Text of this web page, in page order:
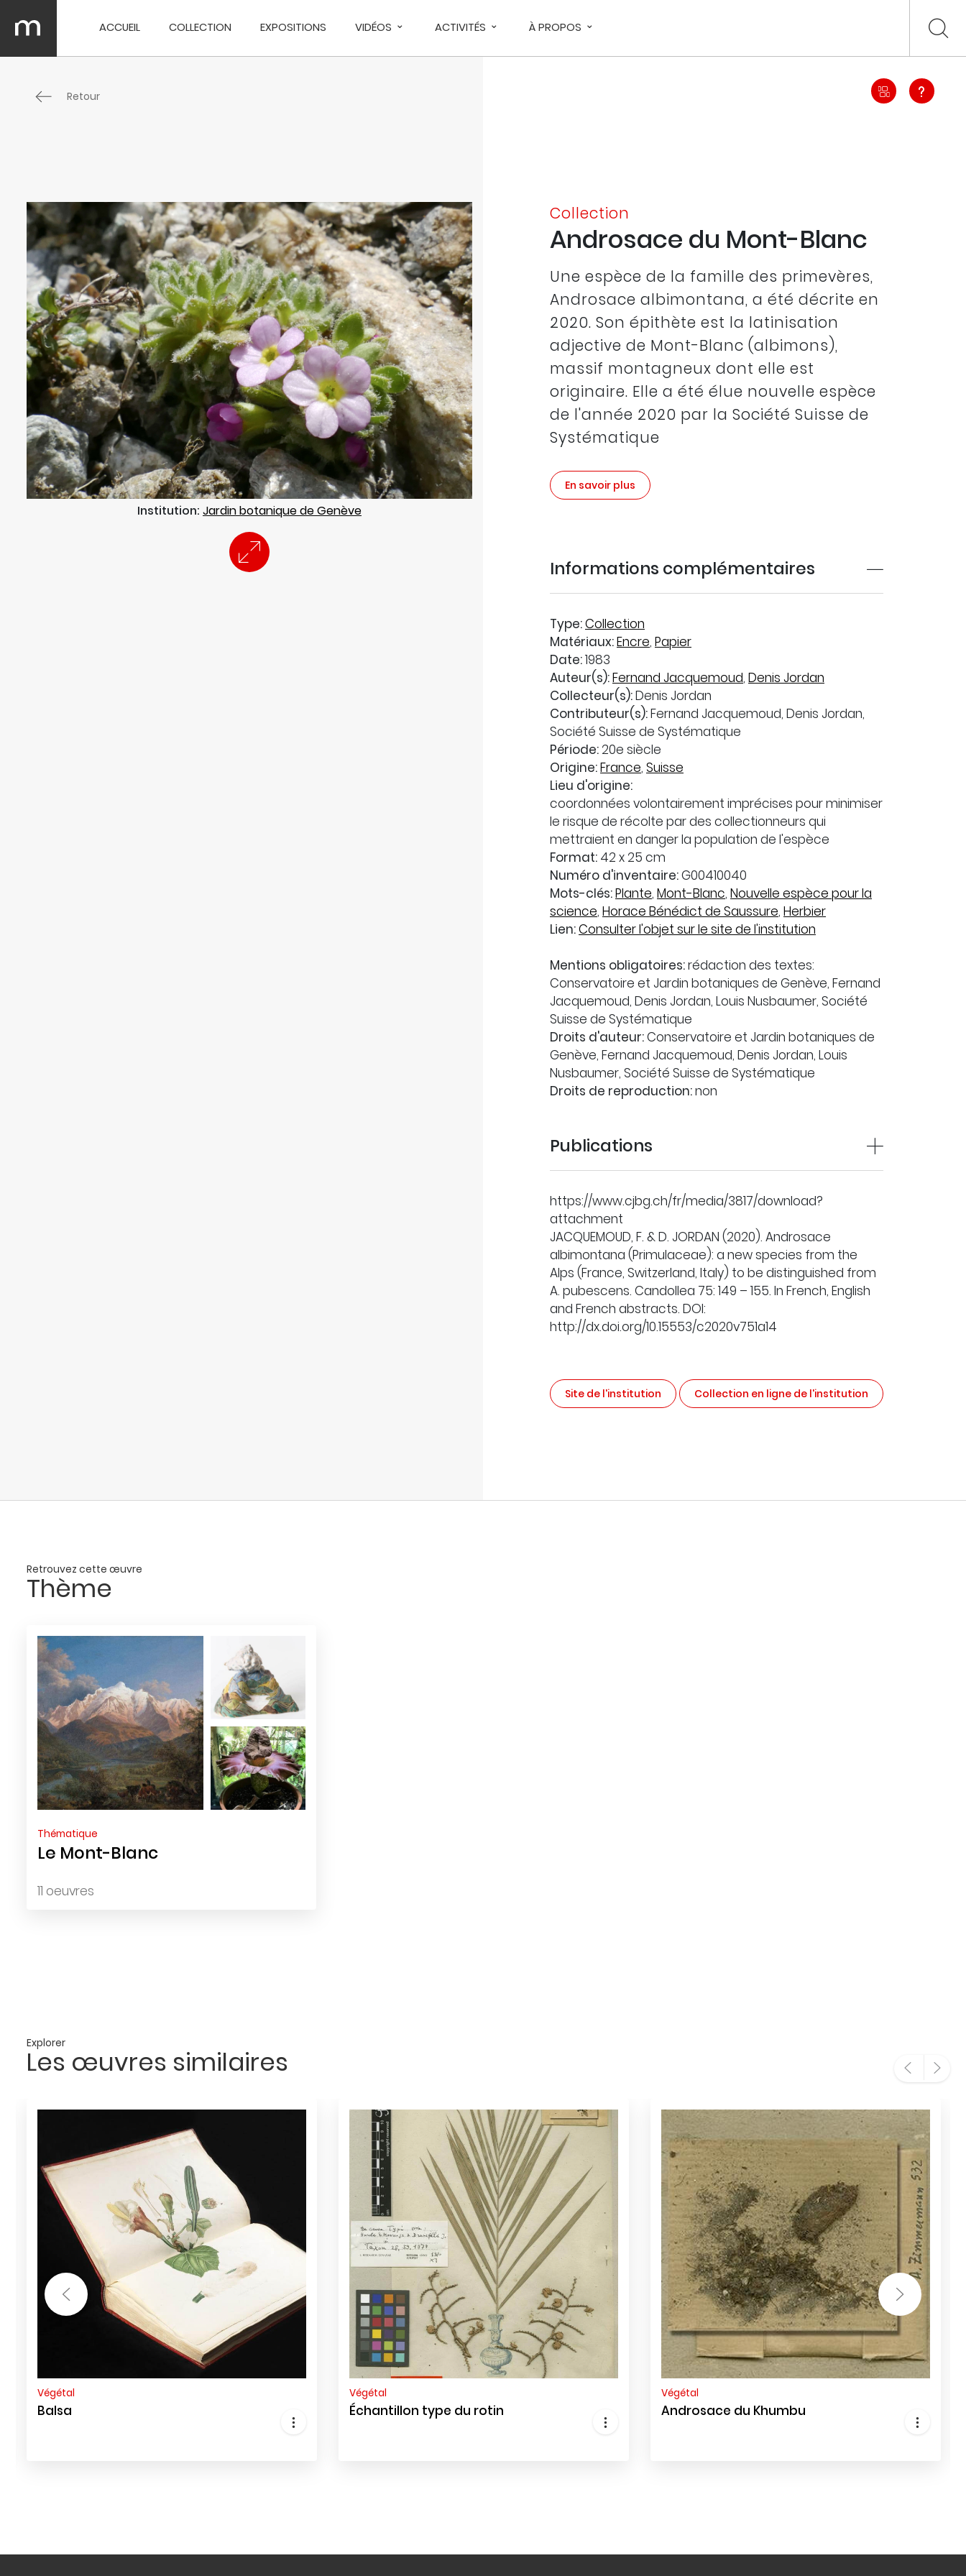
ACCUEIL COLLECTION EXPOSITIONS VIDÉOS ACTIVITÉS À PROPOS
Retour
Institution: Jardin botanique de Genève
Collection
Androsace du Mont-Blanc
Une espèce de la famille des primevères,
Androsace albimontana, a été décrite en
2020. Son épithète est la latinisation
adjective de Mont-Blanc (albimons),
massif montagneux dont elle est
originaire. Elle a été élue nouvelle espèce
de l'année 2020 par la Société Suisse de
Systématique
En savoir plus
Informations complémentaires
Type:Collection
Matériaux:Encre, Papier
Date:1983
Auteur(s):Fernand Jacquemoud, Denis Jordan
Collecteur(s):Denis Jordan
Contributeur(s):Fernand Jacquemoud, Denis Jordan,
Société Suisse de Systématique
Période: 20e siècle
Origine:France, Suisse
Lieu d'origine:
coordonnées volontairement imprécises pour minimiser
le risque de récolte par des collectionneurs qui
mettraient en danger la population de l'espèce
Format: 42 x 25 cm
Numéro d'inventaire:G00410040
Mots-clés:Plante, Mont-Blanc, Nouvelle espèce pour la
science, Horace Bénédict de Saussure, Herbier
Lien:Consulter l'objet sur le site de l'institution
Mentions obligatoires:rédaction des textes:
Conservatoire et Jardin botaniques de Genève, Fernand
Jacquemoud, Denis Jordan, Louis Nusbaumer, Société
Suisse de Systématique
Droits d'auteur:Conservatoire et Jardin botaniques de
Genève, Fernand Jacquemoud, Denis Jordan, Louis
Nusbaumer, Société Suisse de Systématique
Droits de reproduction:non
Publications
https://www.cjbg.ch/fr/media/3817/download?
attachment
JACQUEMOUD, F. & D. JORDAN (2020). Androsace
albimontana (Primulaceae): a new species from the
Alps (France, Switzerland, Italy) to be distinguished from
A. pubescens. Candollea 75: 149 – 155. In French, English
and French abstracts. DOI:
http://dx.doi.org/10.15553/c2020v751a14
Site de l'institution Collection en ligne de l'institution
Retrouvez cette œuvre
Thème
Thématique
Le Mont-Blanc
11 oeuvres
Explorer
Les œuvres similaires
Végétal
Balsa
Végétal
Échantillon type du rotin
Végétal
Androsace du Khumbu